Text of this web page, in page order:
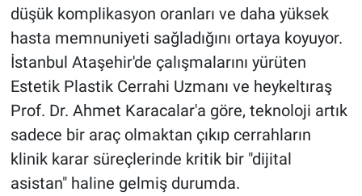
düşük komplikasyon oranları ve daha yüksek
hasta memnuniyeti sağladığını ortaya koyuyor.
İstanbul Ataşehir'de çalışmalarını yürüten
Estetik Plastik Cerrahi Uzmanı ve heykeltıraş
Prof. Dr. Ahmet Karacalar'a göre, teknoloji artık
sadece bir araç olmaktan çıkıp cerrahların
klinik karar süreçlerinde kritik bir "dijital
asistan" haline gelmiş durumda.